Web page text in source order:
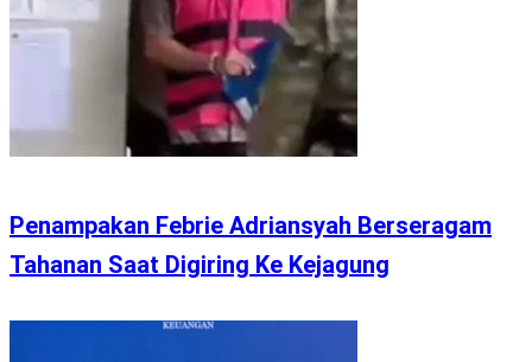
Penampakan Febrie Adriansyah Berseragam
Tahanan Saat Digiring Ke Kejagung